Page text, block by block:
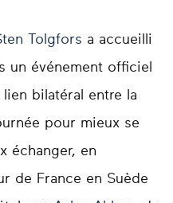
Tolgfors a accueilli
un événement officiel
bilatéral entre la
pour mieux se
échanger, en
de France en Suède